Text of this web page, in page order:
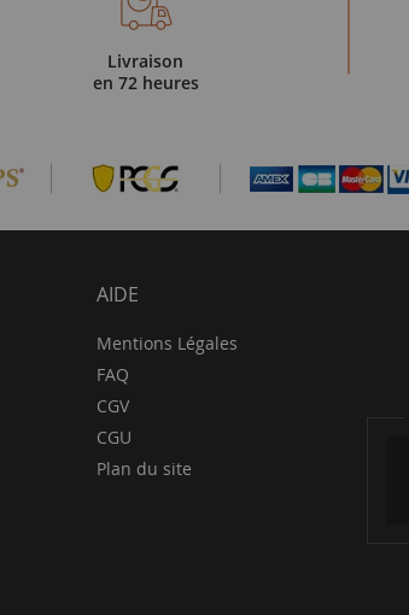
Livraison
en 72 heures
AIDE
Mentions Légales
FAQ
CGV
CGU
Plan du site